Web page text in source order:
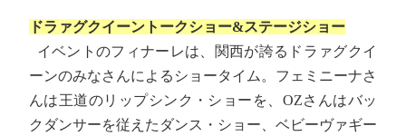
ドラァグクイーントークショー&ステージショー
イベントのフィナーレは、関西が誇るドラァグクイ
ーンのみなさんによるショータイム。フェミニーナさ
んは王道のリップシンク・ショーを、OZさんはバッ
クダンサーを従えたダンス・ショー、ベビーヴァギー